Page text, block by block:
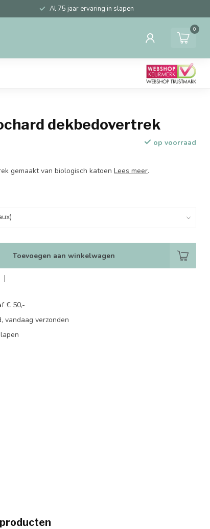
Al 75 jaar ervaring in slapen
0
dekbedovertrek
op voorraad
gemaakt van biologisch katoenLees meer.
Toevoegen aan winkelwagen
€ 50,-
vandaag verzonden